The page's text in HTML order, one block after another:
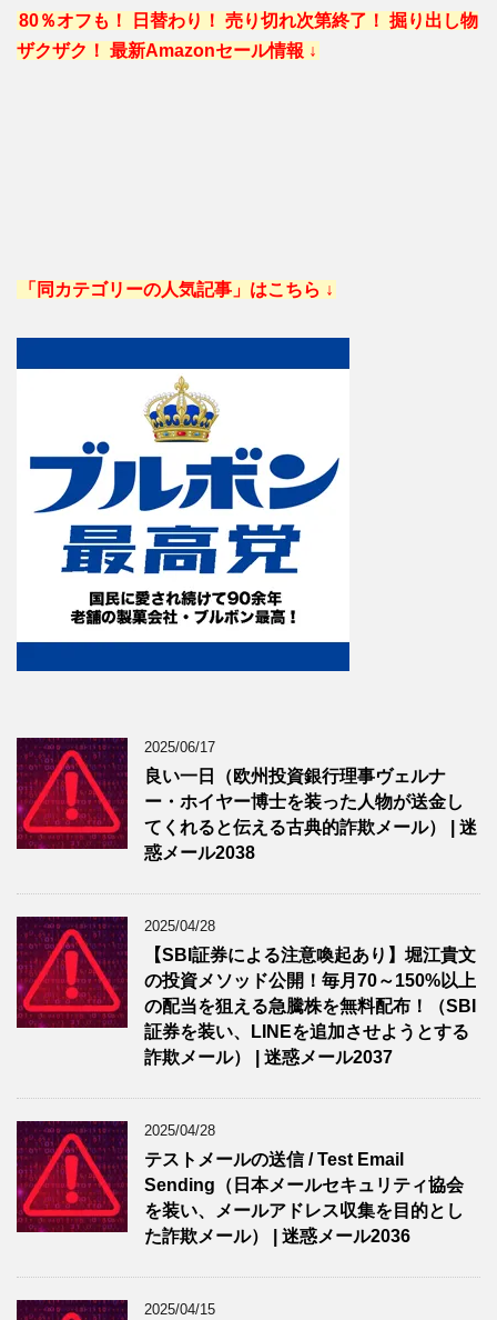
80％オフも！ 日替わり！ 売り切れ次第終了！ 掘り出し物
ザクザク！ 最新Amazonセール情報 ↓
「同カテゴリーの人気記事」はこちら ↓
2025/06/17
良い一日（欧州投資銀行理事ヴェルナ
ー・ホイヤー博士を装った人物が送金し
てくれると伝える古典的詐欺メール） | 迷
惑メール2038
2025/04/28
【SBI証券による注意喚起あり】堀江貴文
の投資メソッド公開！毎月70～150%以上
の配当を狙える急騰株を無料配布！（SBI
証券を装い、LINEを追加させようとする
詐欺メール） | 迷惑メール2037
2025/04/28
テストメールの送信 / Test Email
Sending（日本メールセキュリティ協会
を装い、メールアドレス収集を目的とし
た詐欺メール） | 迷惑メール2036
2025/04/15